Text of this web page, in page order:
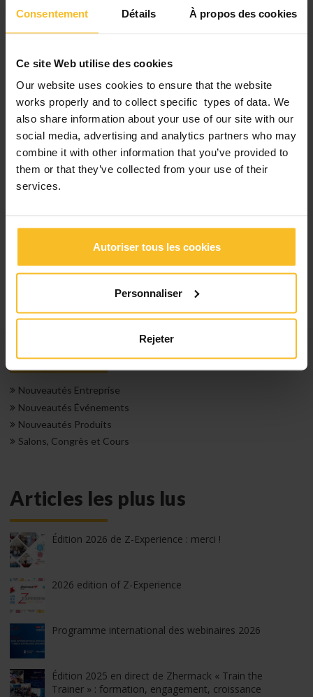
Consentement Détails À propos des cookies
Ce site Web utilise des cookies
Our website uses cookies to ensure that the website
works properly and to collect specific types of data. We
also share information about your use of our site with our
social media, advertising and analytics partners who may
combine it with other information that you’ve provided to
them or that they’ve collected from your use of their
services.
Autoriser tous les cookies
Personnaliser
Rejeter
Facebook
LinkedIn
Nouveautés Entreprise
Nouveautés Événements
Nouveautés Produits
Salons, Congrès et Cours
Articles les plus lus
Édition 2026 de Z-Experience : merci !
2026 edition of Z-Experience
Programme international des webinaires 2026
Édition 2025 en direct de Zhermack « Train the
Trainer » : formation, engagement, croissance